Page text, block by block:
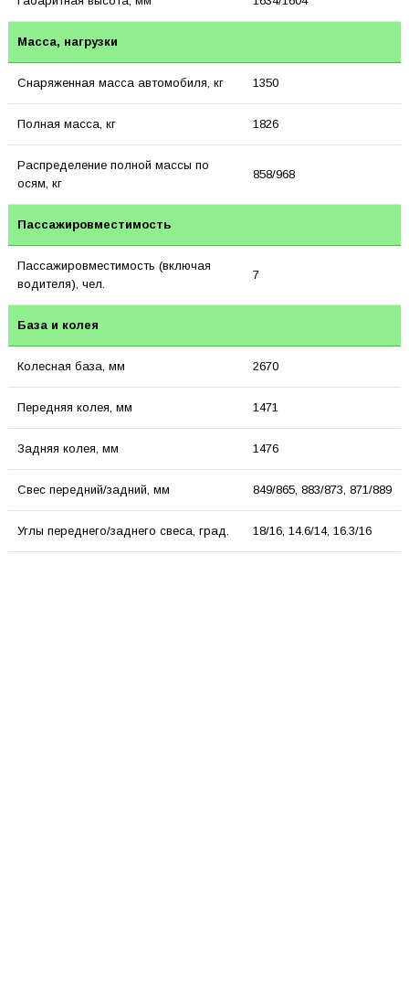
Масса, нагрузки
Снаряженная масса автомобиля, кг 1350
Полная масса, кг 1826
Распределение полной массы по
осям, кг
858/968
Пассажировместимость
Пассажировместимость (включая
водителя), чел.
7
База и колея
Колесная база, мм 2670
Передняя колея, мм 1471
Задняя колея, мм 1476
Свес передний/задний, мм 849/865, 883/873, 871/889
Углы переднего/заднего свеса, град. 18/16, 14.6/14, 16.3/16